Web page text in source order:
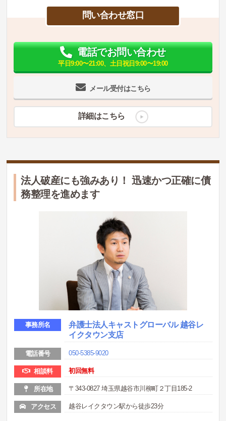
問い合わせ窓口
メール受付はこちら
電話でお問い合わせ
平日9:00〜21:00、土日祝日9:00〜19:00
詳細はこちら
法人破産にも強みあり！ 迅速かつ正確に債
務整理を進めます
事務所名
弁護士法人キャストグローバル 越谷レ
イクタウン支店
電話番号 050-5385-9020
相談料 初回無料
所在地 〒343-0827 埼玉県越谷市川柳町２丁目185-2
アクセス 越谷レイクタウン駅から徒歩23分